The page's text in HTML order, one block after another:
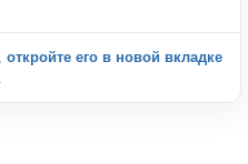
откройте его в новой вкладке